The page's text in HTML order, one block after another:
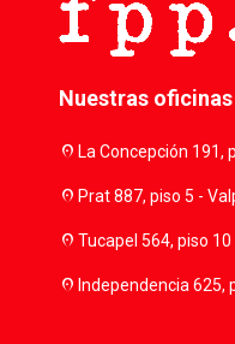
Nuestras oficinas
location_onLa Concepción 191,
location_onPrat 887, piso 5 -
location_onTucapel 564, piso
location_onIndependencia 625,